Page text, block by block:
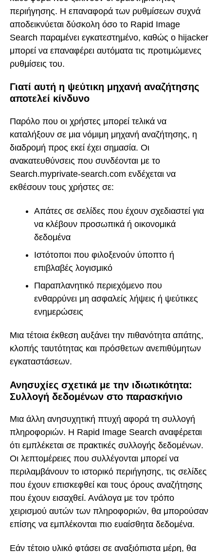
περιήγησης. Η επαναφορά των ρυθμίσεων συχνά
αποδεικνύεται δύσκολη όσο το Rapid Image
Search παραμένει εγκατεστημένο, καθώς ο hijacker
μπορεί να επαναφέρει αυτόματα τις προτιμώμενες
ρυθμίσεις του.
Γιατί αυτή η ψεύτικη μηχανή αναζήτησης
αποτελεί κίνδυνο
Παρόλο που οι χρήστες μπορεί τελικά να
καταλήξουν σε μια νόμιμη μηχανή αναζήτησης, η
διαδρομή προς εκεί έχει σημασία. Οι
ανακατευθύνσεις που συνδέονται με το
Search.myprivate-search.com ενδέχεται να
εκθέσουν τους χρήστες σε:
Απάτες σε σελίδες που έχουν σχεδιαστεί για
να κλέβουν προσωπικά ή οικονομικά
δεδομένα
Ιστότοποι που φιλοξενούν ύποπτο ή
επιβλαβές λογισμικό
Παραπλανητικό περιεχόμενο που
ενθαρρύνει μη ασφαλείς λήψεις ή ψεύτικες
ενημερώσεις
Μια τέτοια έκθεση αυξάνει την πιθανότητα απάτης,
κλοπής ταυτότητας και πρόσθετων ανεπιθύμητων
εγκαταστάσεων.
Ανησυχίες σχετικά με την ιδιωτικότητα:
Συλλογή δεδομένων στο παρασκήνιο
Μια άλλη ανησυχητική πτυχή αφορά τη συλλογή
πληροφοριών. Η Rapid Image Search αναφέρεται
ότι εμπλέκεται σε πρακτικές συλλογής δεδομένων.
Οι λεπτομέρειες που συλλέγονται μπορεί να
περιλαμβάνουν το ιστορικό περιήγησης, τις σελίδες
που έχουν επισκεφθεί και τους όρους αναζήτησης
που έχουν εισαχθεί. Ανάλογα με τον τρόπο
χειρισμού αυτών των πληροφοριών, θα μπορούσαν
επίσης να εμπλέκονται πιο ευαίσθητα δεδομένα.
Εάν τέτοιο υλικό φτάσει σε αναξιόπιστα μέρη, θα